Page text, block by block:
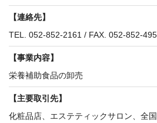
【連絡先】
TEL. 052-852-2161 / FAX. 052-852-
【事業内容】
栄養補助食品の卸売
【主要取引先】
化粧品店、エステティックサロン、全